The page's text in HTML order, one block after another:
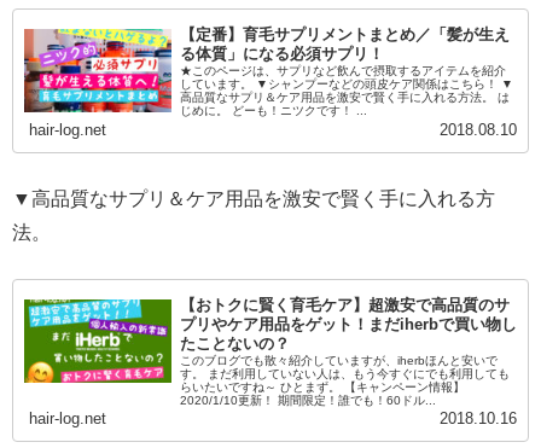
【定番】育毛サプリメントまとめ／「髪が生え
る体質」になる必須サプリ！
★このページは、サプリなど飲んで摂取するアイテムを紹介
しています。 ▼シャンプーなどの頭皮ケア関係はこちら！ ▼
高品質なサプリ＆ケア用品を激安で賢く手に入れる方法。 は
じめに。 どーも！ニツクです！ ...
hair-log.net 2018.08.10
▼高品質なサプリ＆ケア用品を激安で賢く手に入れる方
法。
【おトクに賢く育毛ケア】超激安で高品質のサ
プリやケア用品をゲット！まだiherbで買い物し
たことないの？
このブログでも散々紹介していますが、iherbほんと安いで
す。 まだ利用していない人は、もう今すぐにでも利用しても
らいたいですね～ ひとまず。 【キャンペーン情報】
2020/1/10更新！ 期間限定！誰でも！60ドル...
hair-log.net 2018.10.16